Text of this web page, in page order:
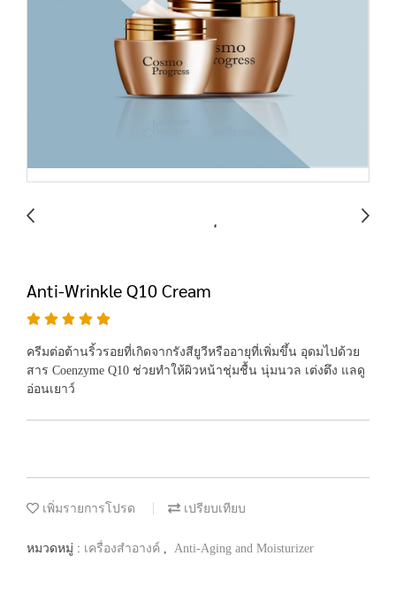
Anti-Wrinkle Q10 Cream
ครีมต่อต้านริ้วรอยที่เกิดจากรังสียูวีหรืออายุที่เพิ่มขึ้น อุดมไปด้วย
สาร Coenzyme Q10 ช่วยทำให้ผิวหน้าชุ่มชื้น นุ่มนวล เต่งตึง แลดู
อ่อนเยาว์
เพิ่มรายการโปรด เปรียบเทียบ
หมวดหมู่ : เครื่องสำอางค์ , Anti-Aging and Moisturizer